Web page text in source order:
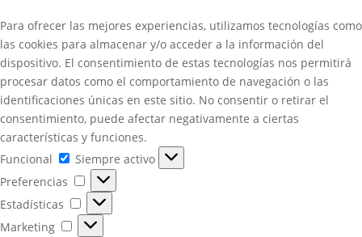
Para ofrecer las mejores experiencias, utilizamos tecnologías como
las cookies para almacenar y/o acceder a la información del
dispositivo. El consentimiento de estas tecnologías nos permitirá
procesar datos como el comportamiento de navegación o las
identificaciones únicas en este sitio. No consentir o retirar el
consentimiento, puede afectar negativamente a ciertas
características y funciones.
Funcional
Funcional
Siempre activo
Preferencias
Preferencias
Estadísticas
Estadísticas
Marketing
Marketing